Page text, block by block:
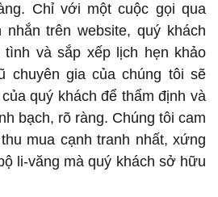
Chỉ với một cuộc gọi qua
nhắn trên website, quý khách
và sắp xếp lịch hẹn khảo
chuyên gia của chúng tôi sẽ
quý khách để thẩm định và
bạch, rõ ràng. Chúng tôi cam
mua cạnh tranh nhất, xứng
li-văng mà quý khách sở hữu